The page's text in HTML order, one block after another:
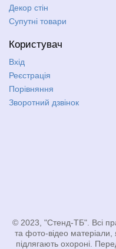
Декор стін
Супутні товари
Користувач
Вхід
Реєстрація
Порівняння
Зворотний дзвінок
© 2023, "Стенд-ТБ". Всі
та фото-відео матеріали,
підлягають охороні.